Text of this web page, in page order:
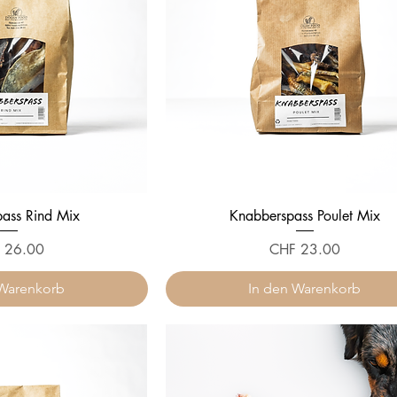
1
0
0
G
r
a
m
m
1
0
0
G
r
a
m
m
Rind Mix
26.00
Knabberspass Poulet Mix
Preis
CHF 23.00
In den Warenkorb